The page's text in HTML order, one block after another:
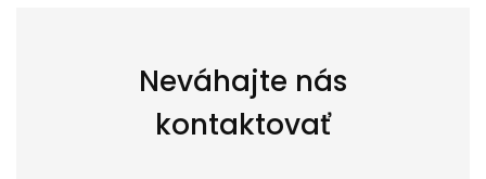
Neváhajte nás
kontaktovať